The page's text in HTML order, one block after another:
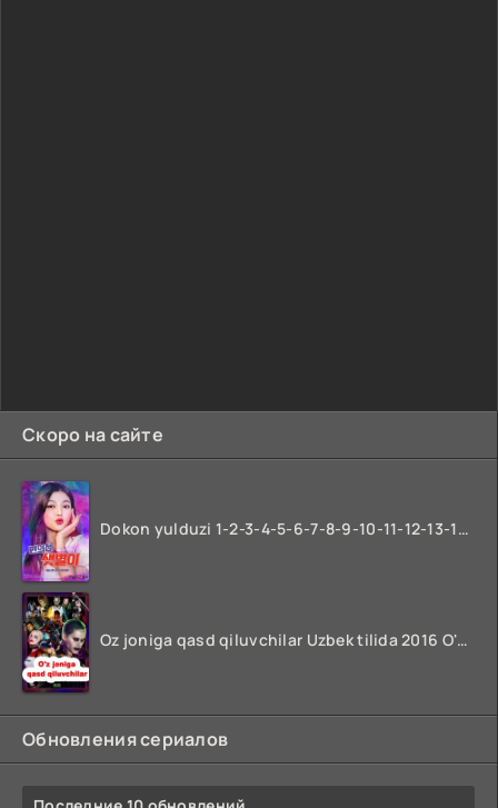
Скоро на сайте
Dokon yulduzi 1-2-3-4-5-6-7-8-9-10-11-12-13-14-15-16-17 Qism Uzbek tilida koreya seryali barcha qismlari o'zbek tilida
Oz joniga qasd qiluvchilar Uzbek tilida 2016 O'zbekcha tarjima kino 720p HD skachat
Обновления сериалов